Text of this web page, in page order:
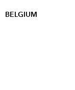
BELGIUM